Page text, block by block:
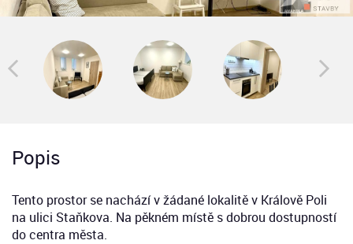
Popis
Tento prostor se nachází v žádané lokalitě v Králově Poli
na ulici Staňkova. Na pěkném místě s dobrou dostupností
do centra města.